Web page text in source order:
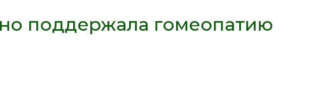
поддержала гомеопатию